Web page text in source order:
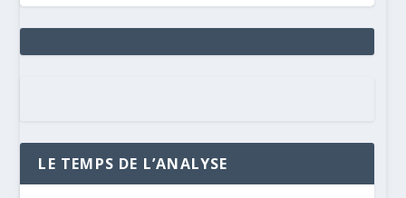
LE TEMPS DE L’ANALYSE